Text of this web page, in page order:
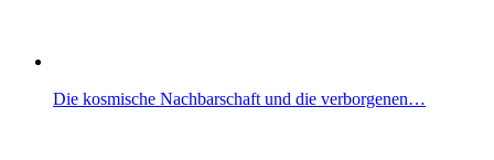
Die kosmische Nachbarschaft und die verborgenen…